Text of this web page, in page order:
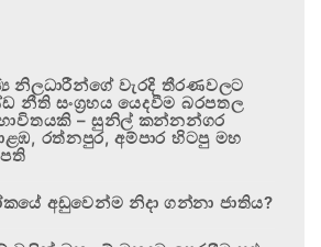
නිලධාරීන්ගේ වැරදි තීරණවලට
නීති සංග්‍රහය යෙදවීම බරපතල
– සුනිල් කන්නන්ගර
රත්නපුර, අම්පාර හිටපු මහ
අඩුවෙන්ම නිදා ගන්නා ජාතිය?